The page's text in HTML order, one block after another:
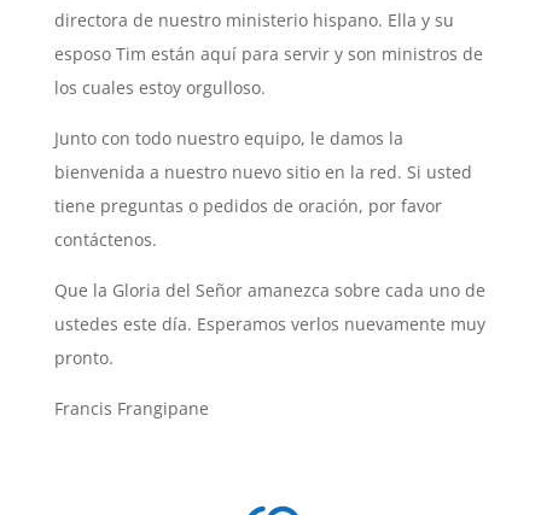
directora de nuestro ministerio hispano. Ella y su
esposo Tim están aquí para servir y son ministros de
los cuales estoy orgulloso.
Junto con todo nuestro equipo, le damos la
bienvenida a nuestro nuevo sitio en la red. Si usted
tiene preguntas o pedidos de oración, por favor
contáctenos.
Que la Gloria del Señor amanezca sobre cada uno de
ustedes este día. Esperamos verlos nuevamente muy
pronto.
Francis Frangipane